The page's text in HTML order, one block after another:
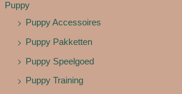
Puppy
Puppy Accessoires
Puppy Pakketten
Puppy Speelgoed
Puppy Training